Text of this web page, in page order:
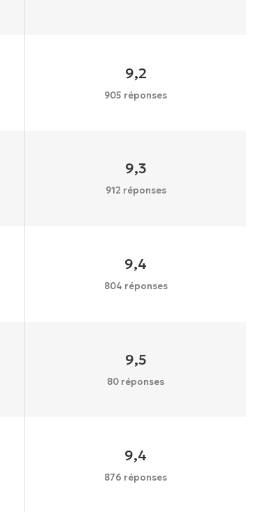
9,2
905 réponses
9,3
912 réponses
9,4
804 réponses
9,5
80 réponses
9,4
876 réponses